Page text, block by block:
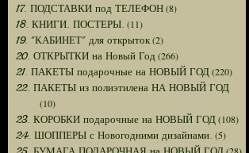
17. ПОДСТАВКИ под ТЕЛЕФОН(8)
18. КНИГИ. ПОСТЕРЫ. (11)
19. "КАБИНЕТ" для открыток(2)
20. ОТКРЫТКИ на Новый Год (266)
21. ПАКЕТЫ подарочные на НОВЫЙ ГОД(220)
22. ПАКЕТЫ из полиэтилена НА НОВЫЙ ГОД
(10)
23. КОРОБКИ подарочные на НОВЫЙ ГОД(108)
24. ШОППЕРЫ с Новогодними дизайнами. (5)